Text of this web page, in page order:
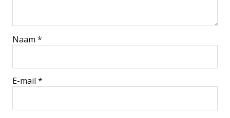
Naam *
E-mail *